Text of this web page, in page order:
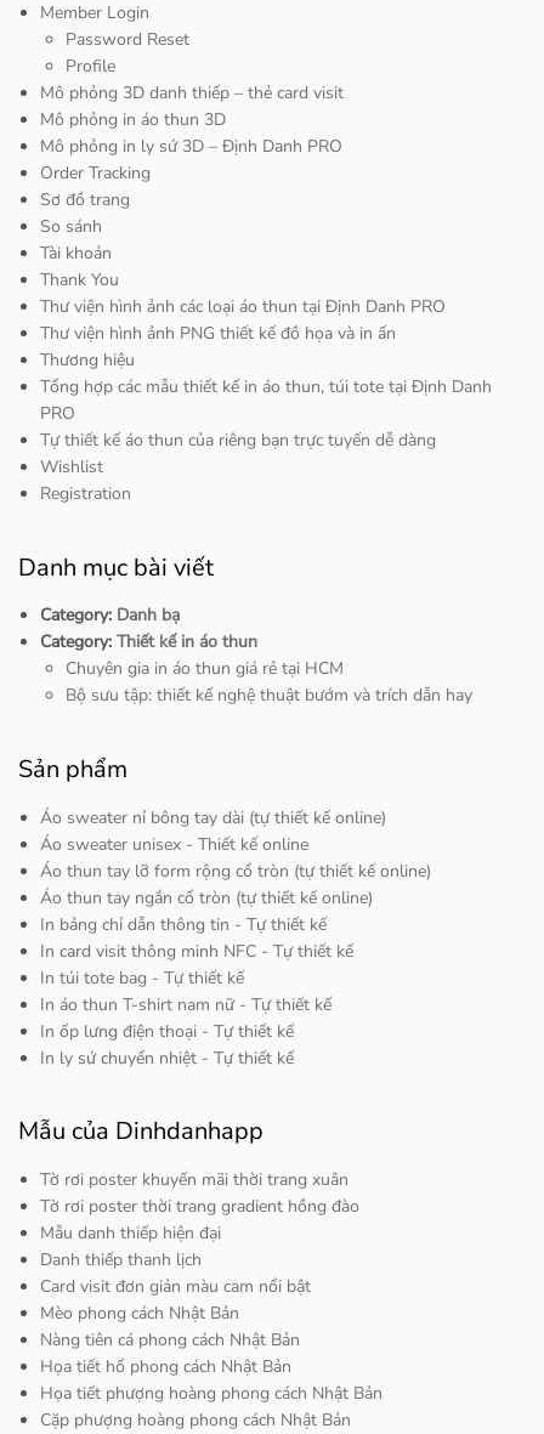
Member Login
Password Reset
Profile
Mô phỏng 3D danh thiếp – thẻ card visit
Mô phỏng in áo thun 3D
Mô phỏng in ly sứ 3D – Định Danh PRO
Order Tracking
Sơ đồ trang
So sánh
Tài khoản
Thank You
Thư viện hình ảnh các loại áo thun tại Định Danh PRO
Thư viện hình ảnh PNG thiết kế đồ họa và in ấn
Thương hiệu
Tổng hợp các mẫu thiết kế in áo thun, túi tote tại Định Danh
PRO
Tự thiết kế áo thun của riêng bạn trực tuyến dễ dàng
Wishlist
Registration
Danh mục bài viết
Category: Danh bạ
Category:Thiết kế in áo thun
Chuyên gia in áo thun giá rẻ tại HCM
Bộ sưu tập: thiết kế nghệ thuật bướm và trích dẫn hay
Sản phẩm
Áo sweater nỉ bông tay dài (tự thiết kế online)
Áo sweater unisex - Thiết kế online
Áo thun tay lỡ form rộng cổ tròn (tự thiết kế online)
Áo thun tay ngắn cổ tròn (tự thiết kế online)
In bảng chỉ dẫn thông tin - Tự thiết kế
In card visit thông minh NFC - Tự thiết kế
In túi tote bag - Tự thiết kế
In áo thun T-shirt nam nữ - Tự thiết kế
In ốp lưng điện thoại - Tự thiết kế
In ly sứ chuyển nhiệt - Tự thiết kế
Mẫu của Dinhdanhapp
Tờ rơi poster khuyến mãi thời trang xuân
Tờ rơi poster thời trang gradient hồng đào
Mẫu danh thiếp hiện đại
Danh thiếp thanh lịch
Card visit đơn giản màu cam nổi bật
Mèo phong cách Nhật Bản
Nàng tiên cá phong cách Nhật Bản
Họa tiết hổ phong cách Nhật Bản
Họa tiết phượng hoàng phong cách Nhật Bản
Cặp phượng hoàng phong cách Nhật Bản